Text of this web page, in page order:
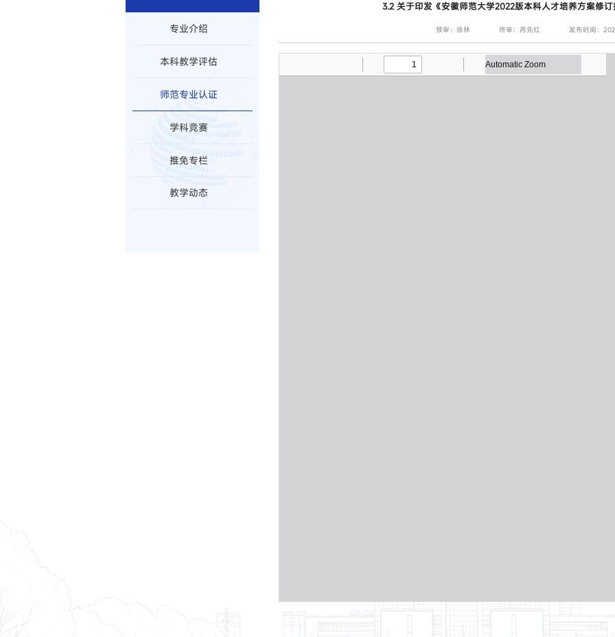
专业介绍
本科教学评估
师范专业认证
学科竞赛
推免专栏
教学动态
3.2 关于印发《安徽师范大学2022版本科人才培养方案修
预审：徐林 终审：芮先红 发布时间：